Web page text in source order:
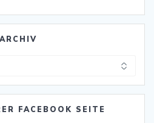
ARCHIV
FACEBOOK SEITE